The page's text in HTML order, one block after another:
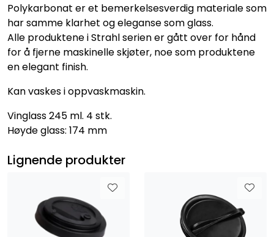
Polykarbonat er et bemerkelsesverdig materiale som
har samme klarhet og eleganse som glass.
Alle produktene i Strahl serien er gått over for hånd
for å fjerne maskinelle skjøter, noe som produktene
en elegant finish.
Kan vaskes i oppvaskmaskin.
Vinglass 245 ml. 4 stk.
Høyde glass: 174 mm
Lignende produkter